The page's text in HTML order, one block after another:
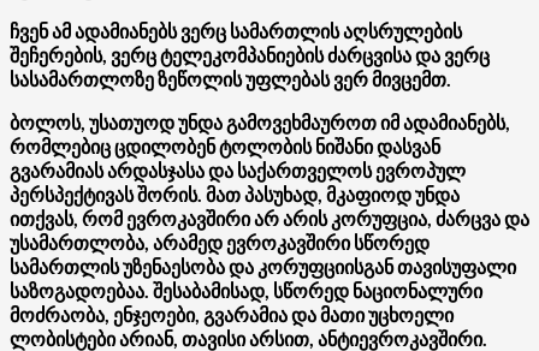
ჩვენ ამ ადამიანებს ვერც სამართლის აღსრულების
შეჩერების, ვერც ტელეკომპანიების ძარცვისა და ვერც
სასამართლოზე ზეწოლის უფლებას ვერ მივცემთ.
ბოლოს, უსათუოდ უნდა გამოვეხმაუროთ იმ ადამიანებს,
რომლებიც ცდილობენ ტოლობის ნიშანი დასვან
გვარამიას არდასჯასა და საქართველოს ევროპულ
პერსპექტივას შორის. მათ პასუხად, მკაფიოდ უნდა
ითქვას, რომ ევროკავშირი არ არის კორუფცია, ძარცვა და
უსამართლობა, არამედ ევროკავშირი სწორედ
სამართლის უზენაესობა და კორუფციისგან თავისუფალი
საზოგადოებაა. შესაბამისად, სწორედ ნაციონალური
მოძრაობა, ენჯეოები, გვარამია და მათი უცხოელი
ლობისტები არიან, თავისი არსით, ანტიევროკავშირი.